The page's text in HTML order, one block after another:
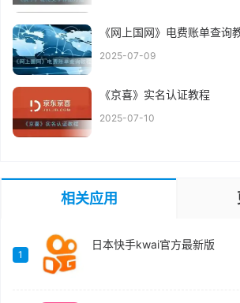
《网上国网》电费账单查询
2025-07-09
《京喜》实名认证教程
2025-07-10
相关应用
1
日本快手kwai官方最新版